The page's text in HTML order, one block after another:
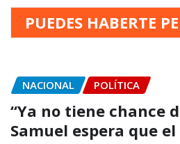
PUEDES HABERTE
NACIONAL POLÍTICA
“Ya no tiene chance
Samuel espera que